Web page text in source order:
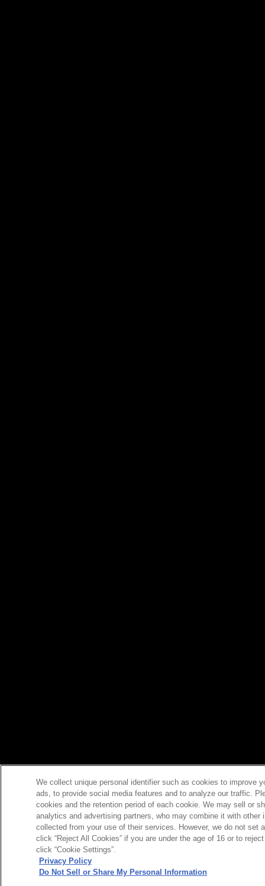
We collect unique personal identifier such as cookies to improve
ads, to provide social media features and to analyze our traffic.
cookies and the retention period of each cookie. We may sell or
analytics and advertising partners, who may combine it with
collected from your use of their services. However, we do not set
click “Reject All Cookies” if you are under the age of 16 or to
click “Cookie Settings”.
Privacy Policy
Do Not Sell or Share My Personal Information